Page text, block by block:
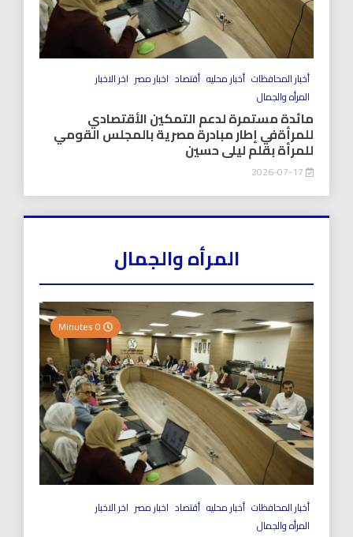
أخبار المحافظات أخبار محليه أقتصاد اخبار مصر اخر الاخبار
المرأه والجمال
مائدة مستمرة لدعم التمكين الأقتصادي
للمرأةفي إطار مبادرة مصرية بالمجلس القومي
للمرأة بقلم ليلى حسين
المرأه والجمال
أخبار المحافظات أخبار محليه أقتصاد اخبار مصر اخر الاخبار
المرأه والجمال